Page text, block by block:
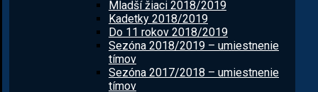
Mladší žiaci 2018/2019
Kadetky 2018/2019
Do 11 rokov 2018/2019
Sezóna 2018/2019 – umiestnenie
tímov
Sezóna 2017/2018 – umiestnenie
tímov